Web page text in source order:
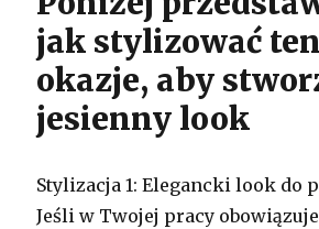
jak stylizować
okazje, aby
jesienny look
Stylizacja 1: Elegancki look do
Jeśli w Twojej pracy obowiązuje